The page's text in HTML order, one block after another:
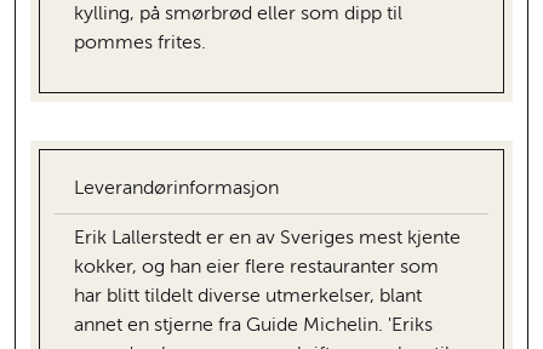
kylling, på smørbrød eller som dipp til
pommes frites.
Leverandørinformasjon
Erik Lallerstedt er en av Sveriges mest kjente
kokker, og han eier flere restauranter som
har blitt tildelt diverse utmerkelser, blant
annet en stjerne fra Guide Michelin. 'Eriks